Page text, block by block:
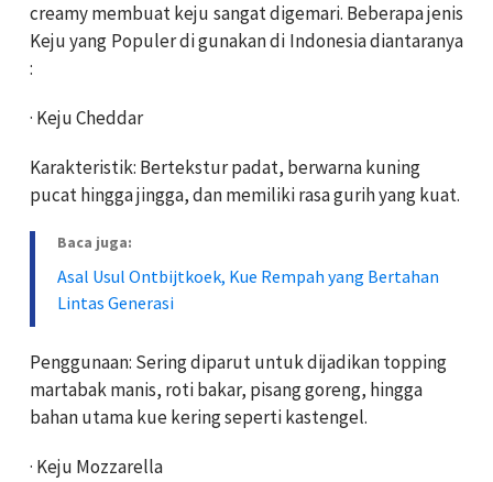
creamy membuat keju sangat digemari. Beberapa jenis
Keju yang Populer di gunakan di Indonesia diantaranya
:
· Keju Cheddar
Karakteristik: Bertekstur padat, berwarna kuning
pucat hingga jingga, dan memiliki rasa gurih yang kuat.
Baca juga:
Asal Usul Ontbijtkoek, Kue Rempah yang Bertahan
Lintas Generasi
Penggunaan: Sering diparut untuk dijadikan topping
martabak manis, roti bakar, pisang goreng, hingga
bahan utama kue kering seperti kastengel.
· Keju Mozzarella